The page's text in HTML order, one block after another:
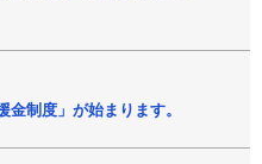
制度」が始まります。